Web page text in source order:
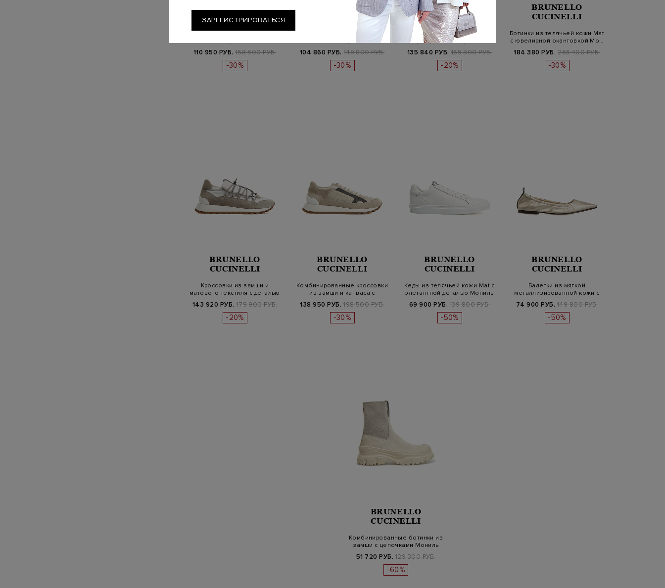
CUCINELLI
на шнуро…
110 950 РУБ. 158 500 РУБ.
-30%
BRUNELLO
CUCINELLI
Замшевые пенни-лоферы с
ширлингом и цепочками
Мониль
104 860 РУБ. 149 800 РУБ.
-30%
BRUNELLO
CUCINELLI
Замшевые кроссовки с
подкладкой из ширлинга и
деталью…
135 840 РУБ. 169 800 РУБ.
-20%
BRUNELLO
CUCINELLI
Ботинки из телячьей кожи Mat
с ювелирной окантовкой Мо…
184 380 РУБ. 263 400 РУБ.
-30%
BRUNELLO
CUCINELLI
Кроссовки из замши и
матового текстиля с деталью
Монил…
143 920 РУБ. 179 900 РУБ.
-20%
BRUNELLO
CUCINELLI
Комбинированные кроссовки
из замши и канваса с
окантов…
138 950 РУБ. 198 500 РУБ.
-30%
BRUNELLO
CUCINELLI
Кеды из телячьей кожи Mat с
элегантной деталью Мониль
69 900 РУБ. 139 800 РУБ.
-50%
BRUNELLO
CUCINELLI
Балетки из мягкой
металлизированной кожи с
цепочками М…
74 900 РУБ. 149 800 РУБ.
-50%
BRUNELLO
CUCINELLI
Комбинированные ботинки из
замши с цепочками Мониль
51 720 РУБ. 129 300 РУБ.
-60%
ЗАРЕГИСТРИРОВАТЬСЯ